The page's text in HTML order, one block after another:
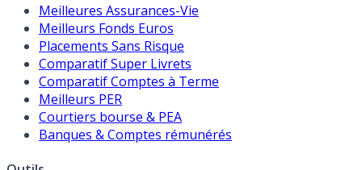
Meilleures Assurances-Vie
Meilleurs Fonds Euros
Placements Sans Risque
Comparatif Super Livrets
Comparatif Comptes à Terme
Meilleurs PER
Courtiers bourse & PEA
Banques & Comptes rémunérés